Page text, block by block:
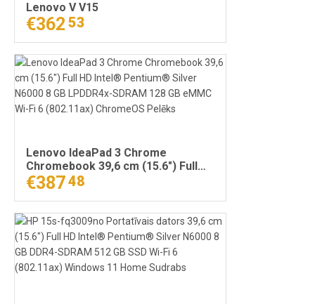
Lenovo V V15
€362 53
Lenovo IdeaPad 3 Chrome
Chromebook 39,6 cm (15.6") Full
HD Intel® Pentium® Silver N6000 8
GB LPDDR4x-SDRAM 128 GB eMMC
Wi-Fi 6 (802.11ax) ChromeOS
Pelēks
€38748